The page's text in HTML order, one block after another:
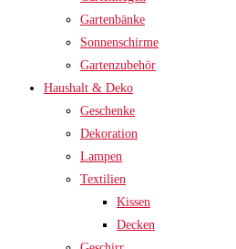
Gartenbänke
Sonnenschirme
Gartenzubehör
Haushalt & Deko
Geschenke
Dekoration
Lampen
Textilien
Kissen
Decken